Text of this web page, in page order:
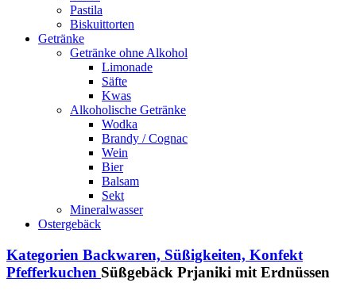
Pastila
Biskuittorten
Getränke
Getränke ohne Alkohol
Limonade
Säfte
Kwas
Alkoholische Getränke
Wodka
Brandy / Cognac
Wein
Bier
Balsam
Sekt
Mineralwasser
Ostergebäck
Kategorien Backwaren, Süßigkeiten, Konfekt
Pfefferkuchen Süßgebäck Prjaniki mit Erdnüssen